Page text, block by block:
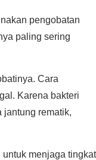
pengobatan
paling sering
Cara
Karena bakteri
jantung rematik,
menjaga tingkat